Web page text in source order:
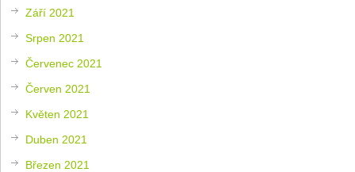
Září 2021
Srpen 2021
Červenec 2021
Červen 2021
Květen 2021
Duben 2021
Březen 2021